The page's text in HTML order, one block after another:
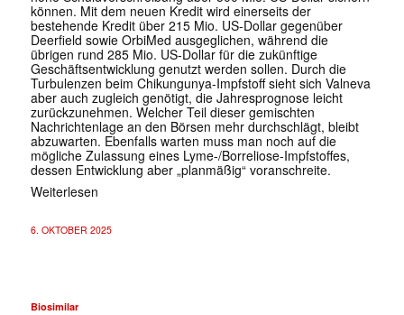
können. Mit dem neuen Kredit wird einerseits der
bestehende Kredit über 215 Mio. US-Dollar gegenüber
Deerfield sowie OrbiMed ausgeglichen, während die
übrigen rund 285 Mio. US-Dollar für die zukünftige
Geschäftsentwicklung genutzt werden sollen. Durch die
Turbulenzen beim Chikungunya-Impfstoff sieht sich Valneva
aber auch zugleich genötigt, die Jahresprognose leicht
zurückzunehmen. Welcher Teil dieser gemischten
Nachrichtenlage an den Börsen mehr durchschlägt, bleibt
abzuwarten. Ebenfalls warten muss man noch auf die
mögliche Zulassung eines Lyme-/Borreliose-Impfstoffes,
dessen Entwicklung aber „planmäßig“ voranschreite.
Weiterlesen
6. OKTOBER 2025
Biosimilar